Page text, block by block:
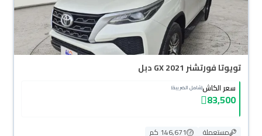
تويوتا فورتشنر GX 2021 دبل
سعر الكاش(شامل الضريبة)
83,500
مستعملة
146,671 كم